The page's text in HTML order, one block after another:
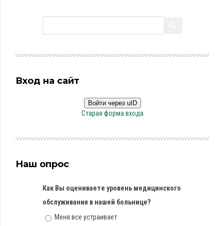
Вход на сайт
Войти через uID
Старая форма входа
Наш опрос
Как Вы оцениваете уровень медицинского
обслуживания в нашей больнице?
Меня все устраивает